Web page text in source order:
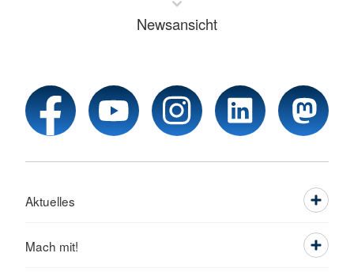
Newsansicht
Aktuelles
Mach mit!